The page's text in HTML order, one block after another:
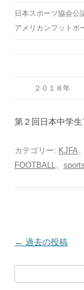
日本スポーツ協会公
アメリカンフットボ
２０１８年
第２回日本中学
カテゴリー: KJFA、
FOOTBALL、 sports
投
← 過去の投稿